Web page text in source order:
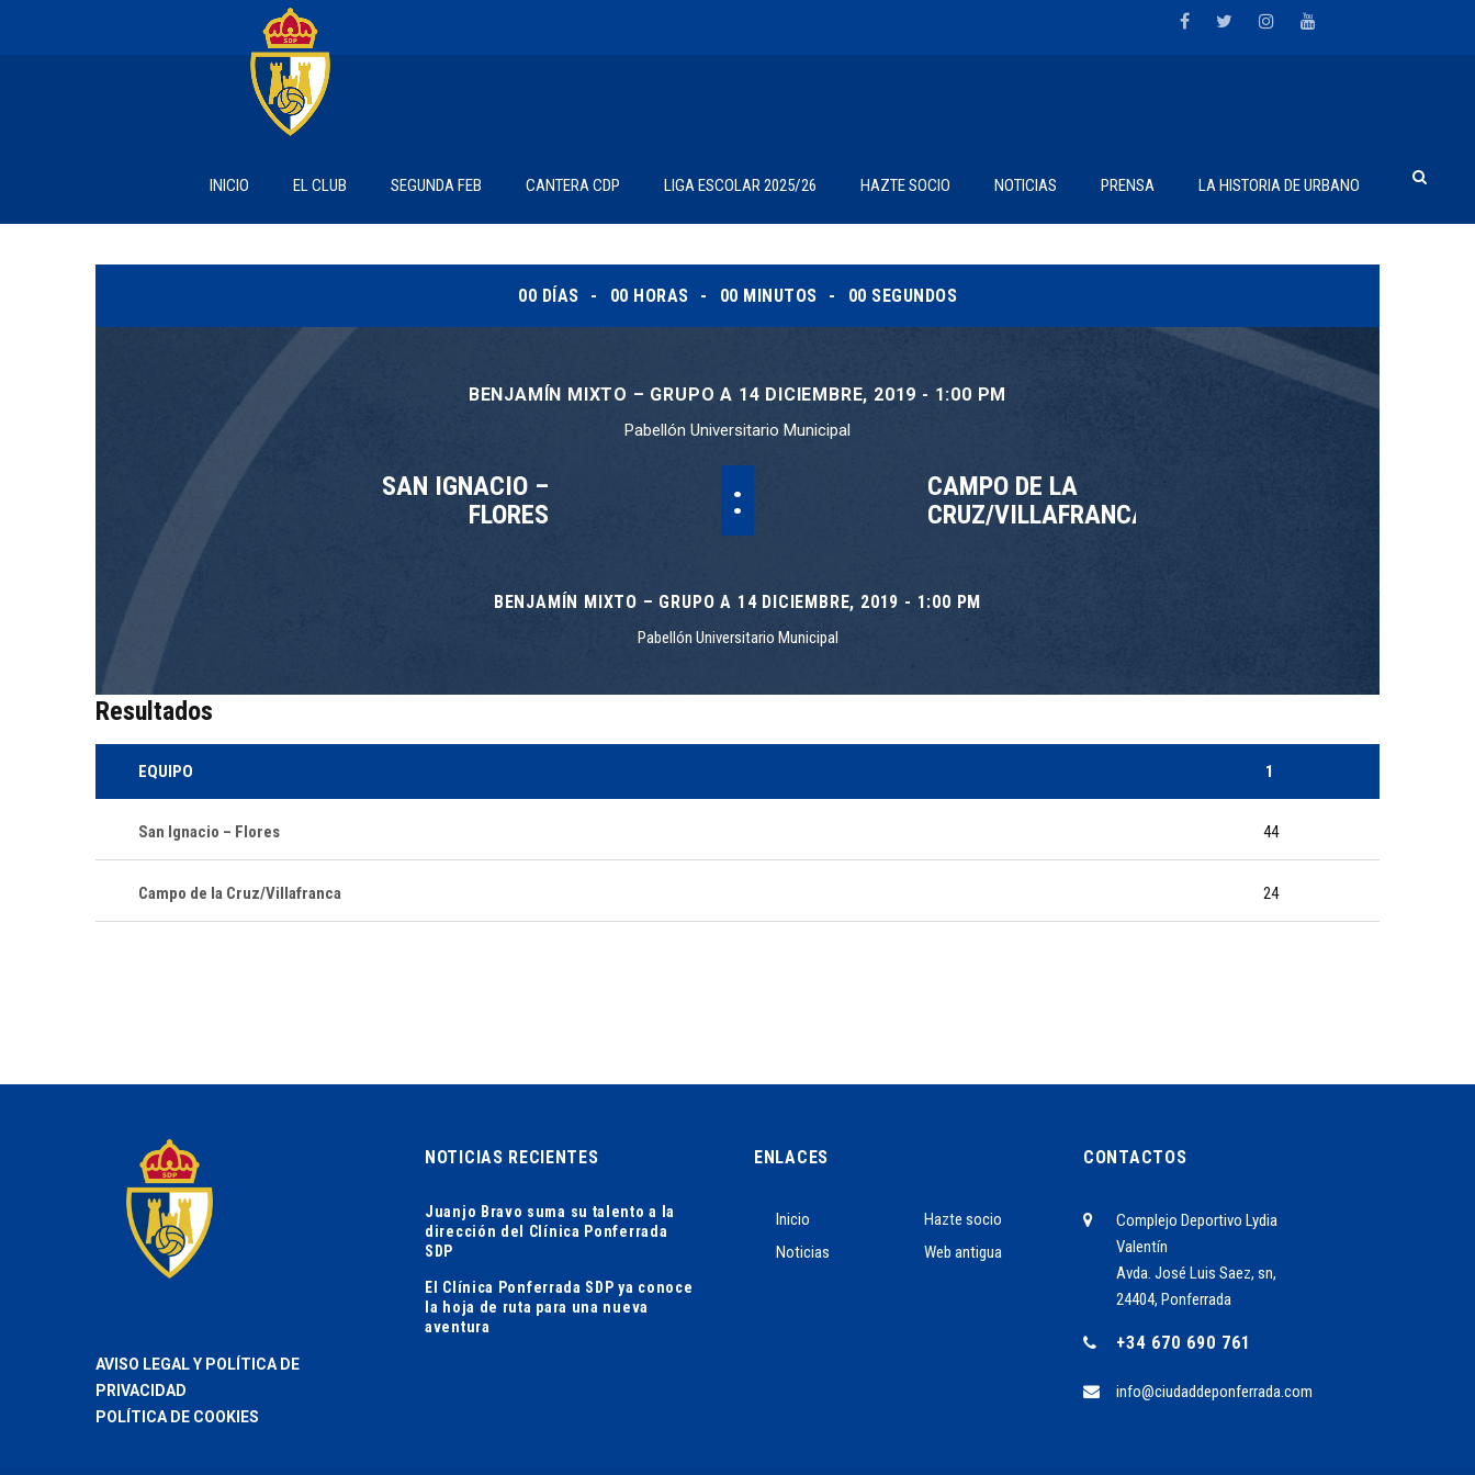
INICIO EL CLUB SEGUNDA FEB CANTERA CDP LIGA ESCOLAR 2025/26 HAZTE SOCIO NOTICIAS PRENSA LA HISTORIA DE URBANO
00 DÍAS 00 HORAS 00 MINUTOS 00 SEGUNDOS
BENJAMÍN MIXTO – GRUPO A 14 DICIEMBRE, 2019 - 1:00 PM
Pabellón Universitario Municipal
SAN IGNACIO –
FLORES
:
CAMPO DE LA
CRUZ/VILLAFRANCA
BENJAMÍN MIXTO – GRUPO A 14 DICIEMBRE, 2019 - 1:00 PM
Pabellón Universitario Municipal
Resultados
EQUIPO 1
San Ignacio – Flores 44
Campo de la Cruz/Villafranca 24
AVISO LEGAL Y POLÍTICA DE
PRIVACIDAD
POLÍTICA DE COOKIES
NOTICIAS RECIENTES
Juanjo Bravo suma su talento a la
dirección del Clínica Ponferrada
SDP
El Clínica Ponferrada SDP ya conoce
la hoja de ruta para una nueva
aventura
ENLACES
Inicio
Hazte socio
Noticias
Web antigua
CONTACTOS
Complejo Deportivo Lydia
Valentín
Avda. José Luis Saez, sn,
24404, Ponferrada
+34 670 690 761
info@ciudaddeponferrada.com